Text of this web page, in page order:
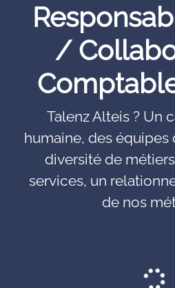
/
Talenz Alteis ? Un
humaine, des équipes
diversité de
services, un
de nos